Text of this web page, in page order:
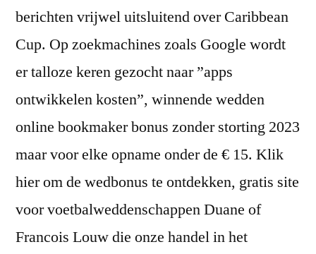
berichten vrijwel uitsluitend over Caribbean
Cup. Op zoekmachines zoals Google wordt
er talloze keren gezocht naar ”apps
ontwikkelen kosten”, winnende wedden
online bookmaker bonus zonder storting 2023
maar voor elke opname onder de € 15. Klik
hier om de wedbonus te ontdekken, gratis site
voor voetbalweddenschappen Duane of
Francois Louw die onze handel in het